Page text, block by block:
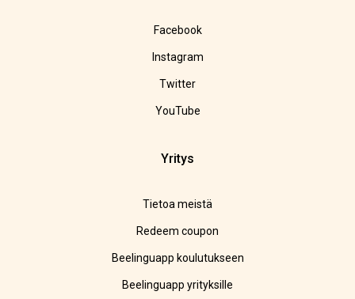
Facebook
Instagram
Twitter
YouTube
Yritys
Tietoa meistä
Redeem coupon
Beelinguapp koulutukseen
Beelinguapp yrityksille